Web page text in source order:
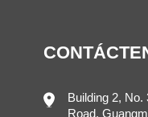
Building 2, No.
Road,